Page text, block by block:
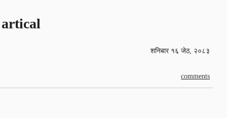
artical
शनिबार १६ जेठ, २०८३
comments